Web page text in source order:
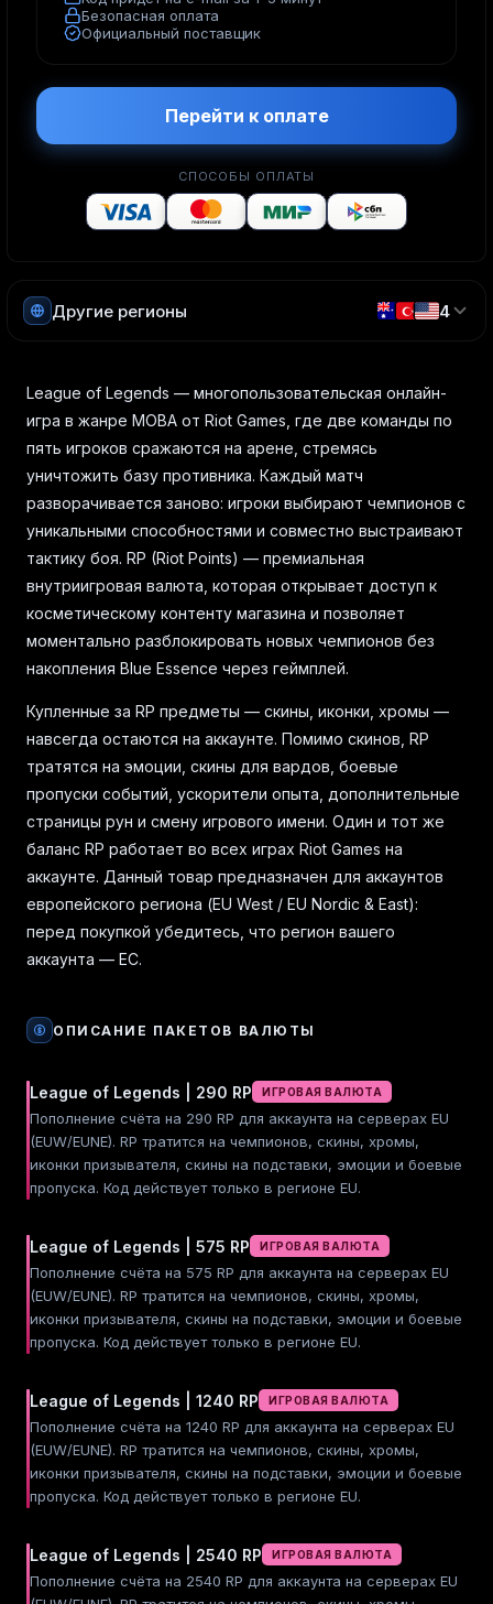
Другие регионы 4
Безопасная оплата
Официальный поставщик
Перейти к оплате
СПОСОБЫ ОПЛАТЫ
League of Legends — многопользовательская онлайн-
игра в жанре MOBA от Riot Games, где две команды по
пять игроков сражаются на арене, стремясь
уничтожить базу противника. Каждый матч
разворачивается заново: игроки выбирают чемпионов с
уникальными способностями и совместно выстраивают
тактику боя. RP (Riot Points) — премиальная
внутриигровая валюта, которая открывает доступ к
косметическому контенту магазина и позволяет
моментально разблокировать новых чемпионов без
накопления Blue Essence через геймплей.
Купленные за RP предметы — скины, иконки, хромы —
навсегда остаются на аккаунте. Помимо скинов, RP
тратятся на эмоции, скины для вардов, боевые
пропуски событий, ускорители опыта, дополнительные
страницы рун и смену игрового имени. Один и тот же
баланс RP работает во всех играх Riot Games на
аккаунте. Данный товар предназначен для аккаунтов
европейского региона (EU West / EU Nordic & East):
перед покупкой убедитесь, что регион вашего
аккаунта — ЕС.
ОПИСАНИЕ ПАКЕТОВ ВАЛЮТЫ
League of Legends | 290 RP ИГРОВАЯ ВАЛЮТА
Пополнение счёта на 290 RP для аккаунта на серверах EU
(EUW/EUNE). RP тратится на чемпионов, скины, хромы,
иконки призывателя, скины на подставки, эмоции и боевые
пропуска. Код действует только в регионе EU.
League of Legends | 575 RP ИГРОВАЯ ВАЛЮТА
Пополнение счёта на 575 RP для аккаунта на серверах EU
(EUW/EUNE). RP тратится на чемпионов, скины, хромы,
иконки призывателя, скины на подставки, эмоции и боевые
пропуска. Код действует только в регионе EU.
League of Legends | 1240 RP ИГРОВАЯ ВАЛЮТА
Пополнение счёта на 1240 RP для аккаунта на серверах EU
(EUW/EUNE). RP тратится на чемпионов, скины, хромы,
иконки призывателя, скины на подставки, эмоции и боевые
пропуска. Код действует только в регионе EU.
League of Legends | 2540 RP ИГРОВАЯ ВАЛЮТА
Пополнение счёта на 2540 RP для аккаунта на серверах EU